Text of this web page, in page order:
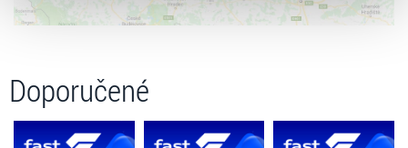
volbu můžete kdykoliv změnit v zápatí stránky v záložce
Doporučené